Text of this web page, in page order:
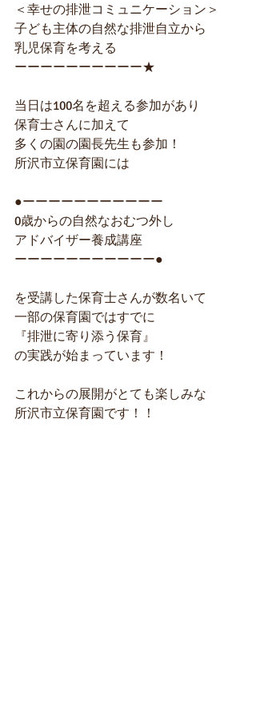
＜幸せの排泄コミュニケーション＞
子ども主体の自然な排泄自立から
乳児保育を考える
ーーーーーーーーーー★
当日は100名を超える参加があり
保育士さんに加えて
多くの園の園長先生も参加！
所沢市立保育園には
●ーーーーーーーーーーー
0歳からの自然なおむつ外し
アドバイザー養成講座
ーーーーーーーーーーー●
を受講した保育士さんが数名いて
一部の保育園ではすでに
『排泄に寄り添う保育』
の実践が始まっています！
これからの展開がとても楽しみな
所沢市立保育園です！！